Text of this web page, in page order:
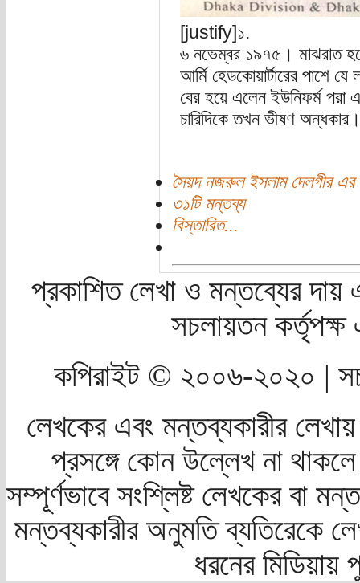
[justify]১.
৬ নভেম্বর ১৯৭৫। মাঝরাত
আর্মি হেডকোয়ার্টারের পাশে
বের হয়ে এলেন ইউনিফর্ম পরা
চারিদিকে তখন ভীষণ
সৈয়দ নজরুল ইসলাম দেলগীর এর
৩১টি মন্তব্য
বিস্তারিত...
প্রকাশিত লেখা ও মন্তব্যের দায়
সচলায়তন
কপিরাইট © ২০০৬-২০২০ |
লেখকের এবং মন্তব্যকারীর
প্রসঙ্গে কোন উল্লেখ না
সম্পূর্ণভাবে সংশ্লিষ্ট লেখকের বা
মন্তব্যকারীর অনুমতি ব্যতিরেকে
ধরনের মিডিয়ায়